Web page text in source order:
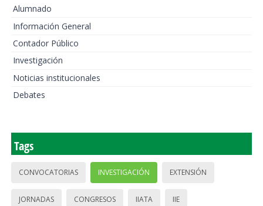
Alumnado
Información General
Contador Público
Investigación
Noticias institucionales
Debates
Tags
CONVOCATORIAS INVESTIGACIÓN EXTENSIÓN
JORNADAS CONGRESOS IIATA IIE